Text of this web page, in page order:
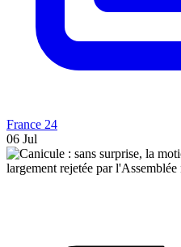
France 24
06 Jul